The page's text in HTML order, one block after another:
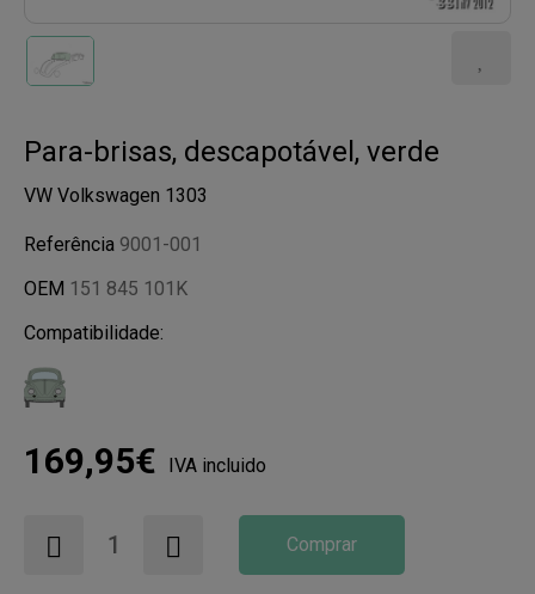
Para-brisas, descapotável, verde
VW Volkswagen 1303
Referência 9001-001
OEM 151 845 101K
Compatibilidade:
169,95€ IVA incluido
Comprar